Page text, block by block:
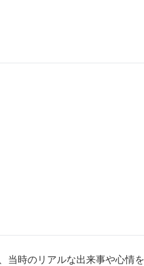
時のリアルな出来事や心情